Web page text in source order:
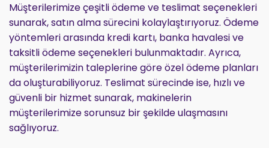
Müşterilerimize çeşitli ödeme ve teslimat seçenekleri
sunarak, satın alma sürecini kolaylaştırıyoruz. Ödeme
yöntemleri arasında kredi kartı, banka havalesi ve
taksitli ödeme seçenekleri bulunmaktadır. Ayrıca,
müşterilerimizin taleplerine göre özel ödeme planları
da oluşturabiliyoruz. Teslimat sürecinde ise, hızlı ve
güvenli bir hizmet sunarak, makinelerin
müşterilerimize sorunsuz bir şekilde ulaşmasını
sağlıyoruz.